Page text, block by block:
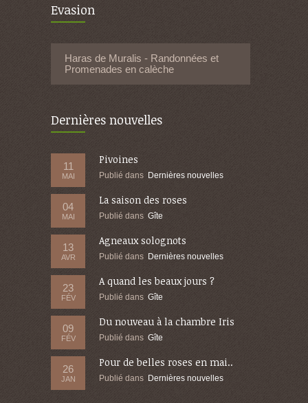
Evasion
Haras de Muralis - Randonnées et
Promenades en calèche
Dernières nouvelles
11
MAI
Pivoines
Publié dans Dernières nouvelles
04
MAI
La saison des roses
Publié dans Gîte
13
AVR
Agneaux solognots
Publié dans Dernières nouvelles
23
FÉV
A quand les beaux jours ?
Publié dans Gîte
09
FÉV
Du nouveau à la chambre Iris
Publié dans Gîte
26
JAN
Pour de belles roses en mai..
Publié dans Dernières nouvelles